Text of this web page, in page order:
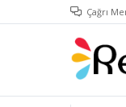
Çağrı